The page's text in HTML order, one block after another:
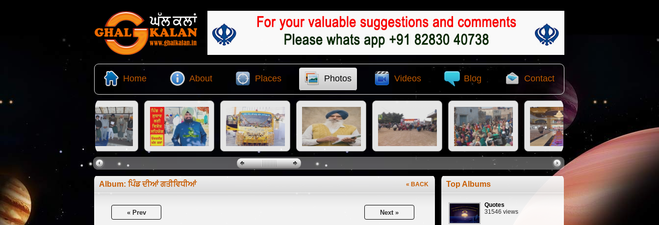
Home About Places Photos Videos Blog Contact
« BACK
Album: ਪਿੰਡ ਦੀਆਂ ਗਤੀਵਿਧੀਆਂ
« Prev Next »
Top Albums
Quotes
31546 views